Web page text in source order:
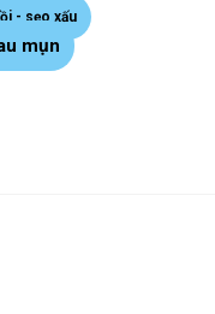
- sẹo xấu
mụn